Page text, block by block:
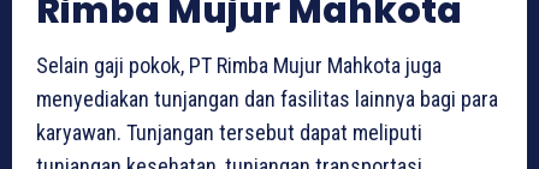
Rimba Mujur Mahkota
Selain gaji pokok, PT Rimba Mujur Mahkota juga
menyediakan tunjangan dan fasilitas lainnya bagi para
karyawan. Tunjangan tersebut dapat meliputi